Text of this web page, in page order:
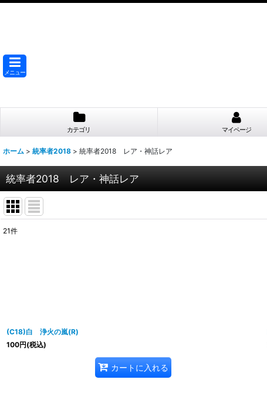
メニュー
カテゴリ マイページ
ホーム > 統率者2018 > 統率者2018 レア・神話レア
統率者2018 レア・神話レア
21件
(C18)白 浄火の嵐(R)
100円(税込)
カートに入れる